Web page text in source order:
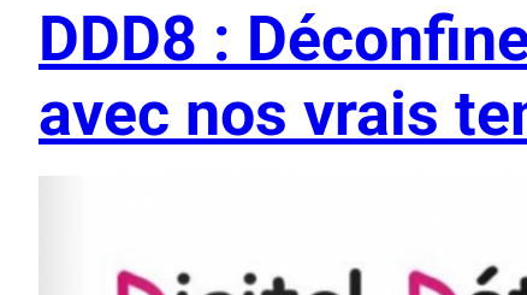
DDD8 :
avec nos vrais